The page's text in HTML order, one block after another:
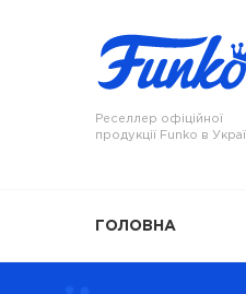
Реселлер офіційної
продукції Funko в
ГОЛОВНА